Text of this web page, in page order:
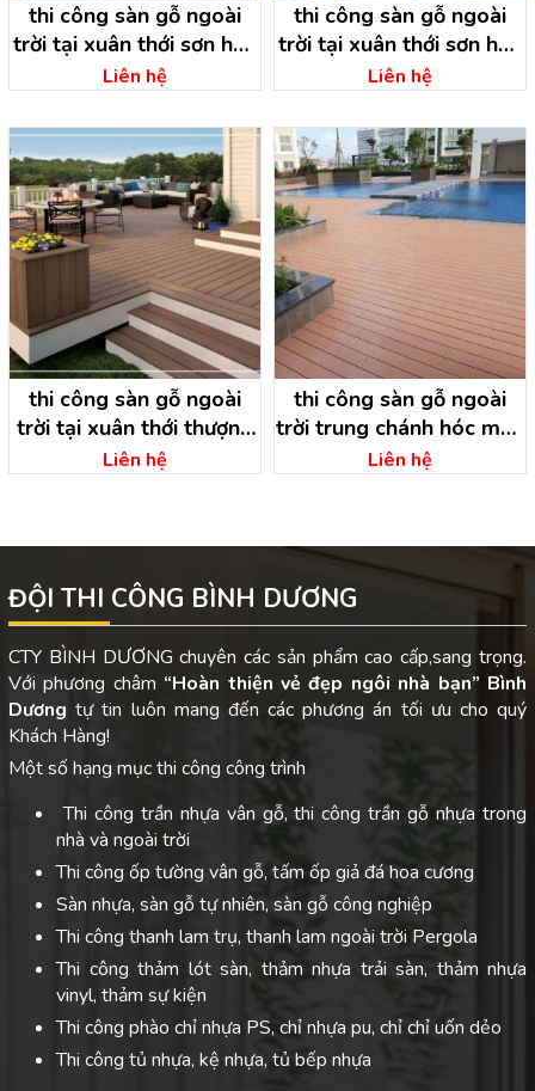
thi công sàn gỗ ngoài
trời tại xuân thới sơn hóc
môn – hồ chí minh
Liên hệ
thi công sàn gỗ ngoài
trời tại xuân thới sơn hóc
môn – hồ chí minh
Liên hệ
thi công sàn gỗ ngoài
trời tại xuân thới thượng
hóc môn – hồ chí minh
Liên hệ
thi công sàn gỗ ngoài
trời trung chánh hóc môn
– hồ chí minh
Liên hệ
ĐỘI THI CÔNG BÌNH DƯƠNG
CTY BÌNH DƯƠNG chuyên các sản phẩm cao cấp,sang trọng.
Với phương châm “Hoàn thiện vẻ đẹp ngôi nhà bạn” Bình
Dươngtự tin luôn mang đến các phương án tối ưu cho quý
Khách Hàng!
Một số hạng mục thi công công trình
Thi công trần nhựa vân gỗ, thi công trần gỗ nhựa trong
nhà và ngoài trời
Thi công ốp tường vân gỗ, tấm ốp giả đá hoa cương
Sàn nhựa, sàn gỗ tự nhiên, sàn gỗ công nghiệp
Thi công thanh lam trụ, thanh lam ngoài trời Pergola
Thi công thảm lót sàn, thảm nhựa trải sàn, thảm nhựa
vinyl, thảm sự kiện
Thi công phào chỉ nhựa PS, chỉ nhựa pu, chỉ chỉ uốn dẻo
Thi công tủ nhựa, kệ nhựa, tủ bếp nhựa